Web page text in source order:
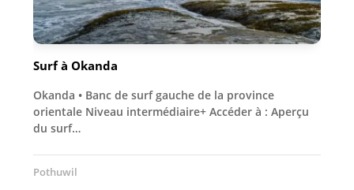
Surf à Okanda
Okanda • Banc de surf gauche de la province
orientale Niveau intermédiaire+ Accéder à : Aperçu
du surf…
Pothuwil